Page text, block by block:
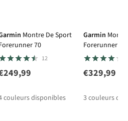
Montre De Sport
70
12
couleurs disponibles
Garmin
Forerunner
€329,99
3couleurs